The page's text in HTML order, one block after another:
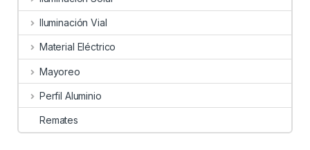
Iluminación Vial
Material Eléctrico
Mayoreo
Perfil Aluminio
Remates